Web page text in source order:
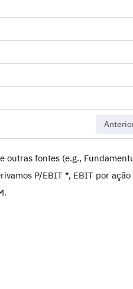
outras fontes (e.g.,
P/EBIT *, EBIT por ação